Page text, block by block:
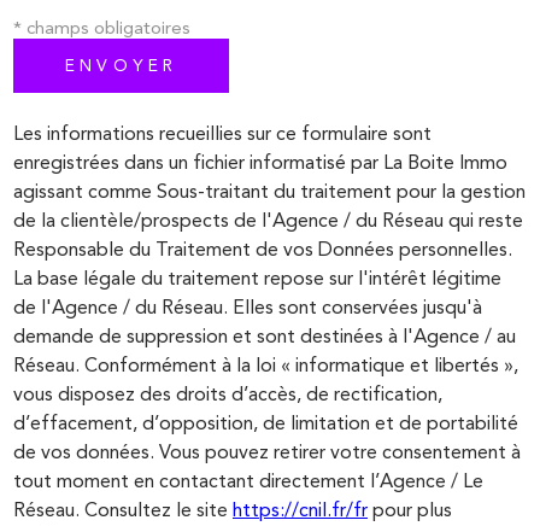
* champs obligatoires
ENVOYER
Les informations recueillies sur ce formulaire sont
enregistrées dans un fichier informatisé par La Boite Immo
agissant comme Sous-traitant du traitement pour la gestion
de la clientèle/prospects de l'Agence / du Réseau qui reste
Responsable du Traitement de vos Données personnelles.
La base légale du traitement repose sur l'intérêt légitime
de l'Agence / du Réseau. Elles sont conservées jusqu'à
demande de suppression et sont destinées à l'Agence / au
Réseau. Conformément à la loi « informatique et libertés »,
vous disposez des droits d’accès, de rectification,
d’effacement, d’opposition, de limitation et de portabilité
de vos données. Vous pouvez retirer votre consentement à
tout moment en contactant directement l’Agence / Le
Réseau. Consultez le site https://cnil.fr/fr pour plus